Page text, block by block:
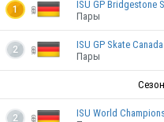
1
ISU GP Bridgestone
Пары
2
ISU GP Skate
Пары
2
ISU World